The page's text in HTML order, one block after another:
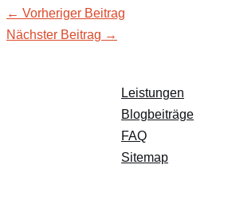
← Vorheriger Beitrag
Nächster Beitrag →
Leistungen
Blogbeiträge
FAQ
Sitemap